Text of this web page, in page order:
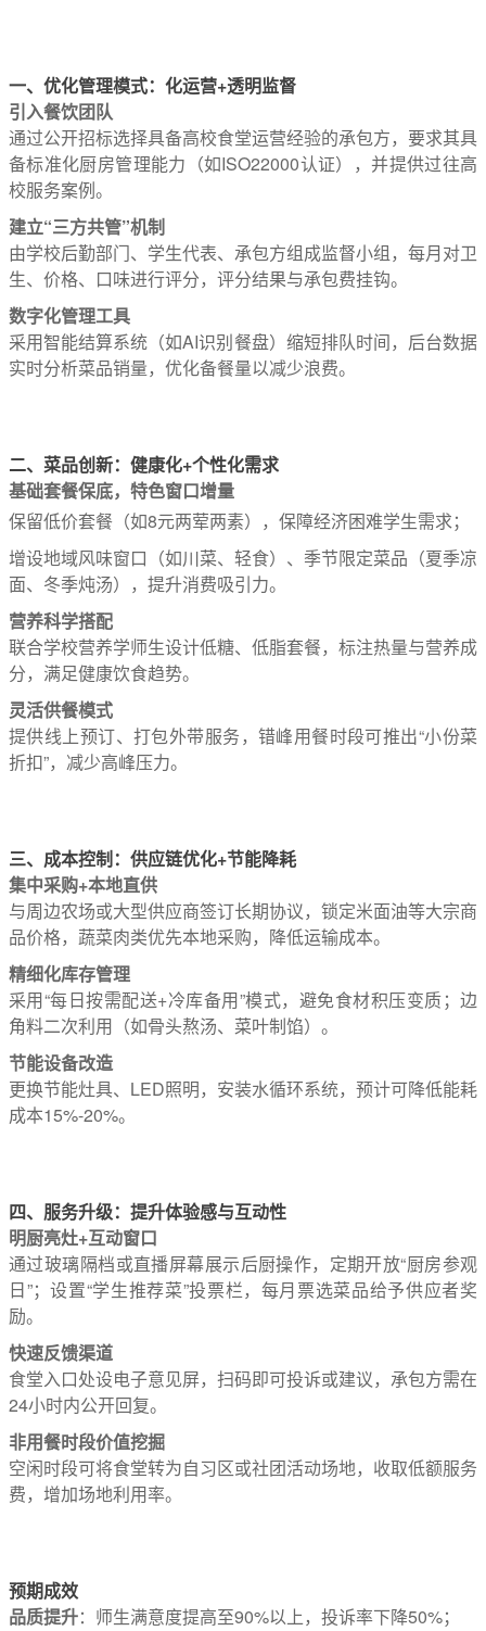
一、优化管理模式：化运营+透明监督
引入餐饮团队
通过公开招标选择具备高校食堂运营经验的承包方，要求其具
备标准化厨房管理能力（如ISO22000认证），并提供过往高
校服务案例。
建立“三方共管”机制
由学校后勤部门、学生代表、承包方组成监督小组，每月对卫
生、价格、口味进行评分，评分结果与承包费挂钩。
数字化管理工具
采用智能结算系统（如AI识别餐盘）缩短排队时间，后台数据
实时分析菜品销量，优化备餐量以减少浪费。
二、菜品创新：健康化+个性化需求
基础套餐保底，特色窗口增量
保留低价套餐（如8元两荤两素），保障经济困难学生需求；
增设地域风味窗口（如川菜、轻食）、季节限定菜品（夏季凉
面、冬季炖汤），提升消费吸引力。
营养科学搭配
联合学校营养学师生设计低糖、低脂套餐，标注热量与营养成
分，满足健康饮食趋势。
灵活供餐模式
提供线上预订、打包外带服务，错峰用餐时段可推出“小份菜
折扣”，减少高峰压力。
三、成本控制：供应链优化+节能降耗
集中采购+本地直供
与周边农场或大型供应商签订长期协议，锁定米面油等大宗商
品价格，蔬菜肉类优先本地采购，降低运输成本。
精细化库存管理
采用“每日按需配送+冷库备用”模式，避免食材积压变质；边
角料二次利用（如骨头熬汤、菜叶制馅）。
节能设备改造
更换节能灶具、LED照明，安装水循环系统，预计可降低能耗
成本15%-20%。
四、服务升级：提升体验感与互动性
明厨亮灶+互动窗口
通过玻璃隔档或直播屏幕展示后厨操作，定期开放“厨房参观
日”；设置“学生推荐菜”投票栏，每月票选菜品给予供应者奖
励。
快速反馈渠道
食堂入口处设电子意见屏，扫码即可投诉或建议，承包方需在
24小时内公开回复。
非用餐时段价值挖掘
空闲时段可将食堂转为自习区或社团活动场地，收取低额服务
费，增加场地利用率。
预期成效
品质提升：师生满意度提高至90%以上，投诉率下降50%；